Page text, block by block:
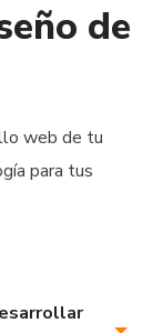
de
web de tu
para tus